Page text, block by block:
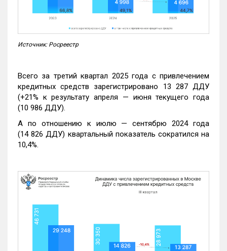
Источник: Росреестр
Всего за третий квартал 2025 года с привлечением
кредитных средств зарегистрировано 13 287 ДДУ
(+21% к результату апреля — июня текущего года
(10 986 ДДУ).
А по отношению к июлю — сентябрю 2024 года
(14 826 ДДУ) квартальный показатель сократился на
10,4%.